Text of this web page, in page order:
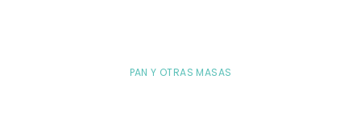
PAN Y OTRAS MASAS